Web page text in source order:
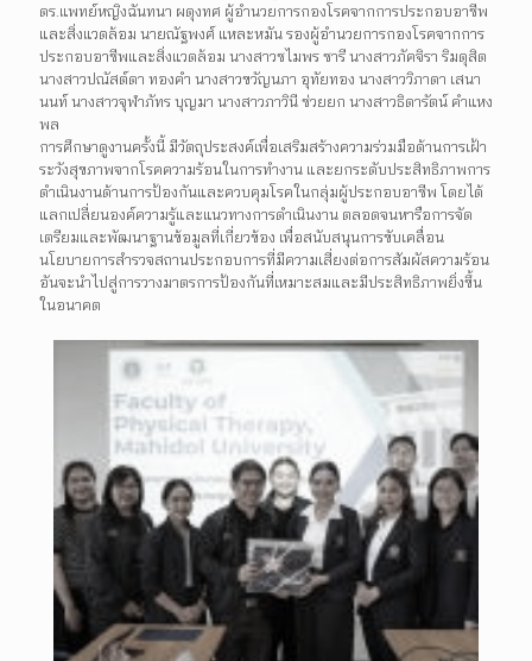
ดร.แพทย์หญิงฉันทนา ผดุงทศ ผู้อำนวยการกองโรคจากการประกอบอาชีพ
และสิ่งแวดล้อม นายณัฐพงศ์ แหละหมัน รองผู้อำนวยการกองโรคจากการ
ประกอบอาชีพและสิ่งแวดล้อม นางสาวชไมพร ชารี นางสาวภัคจิรา ริมดุสิต
นางสาวปณัสต์ดา ทองคำ นางสาวขวัญนภา อุทัยทอง นางสาววิภาดา เสนา
นนท์ นางสาวจุฬาภัทร บุญมา นางสาวภาวินี ช่วยยก นางสาวธิดารัตน์ คำแหง
พล
การศึกษาดูงานครั้งนี้ มีวัตถุประสงค์เพื่อเสริมสร้างความร่วมมือด้านการเฝ้า
ระวังสุขภาพจากโรคความร้อนในการทำงาน และยกระดับประสิทธิภาพการ
ดำเนินงานด้านการป้องกันและควบคุมโรคในกลุ่มผู้ประกอบอาชีพ โดยได้
แลกเปลี่ยนองค์ความรู้และแนวทางการดำเนินงาน ตลอดจนหารือการจัด
เตรียมและพัฒนาฐานข้อมูลที่เกี่ยวข้อง เพื่อสนับสนุนการขับเคลื่อน
นโยบายการสำรวจสถานประกอบการที่มีความเสี่ยงต่อการสัมผัสความร้อน
อันจะนำไปสู่การวางมาตรการป้องกันที่เหมาะสมและมีประสิทธิภาพยิ่งขึ้น
ในอนาคต